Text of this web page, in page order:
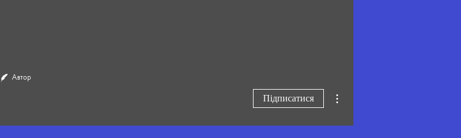
Автор
Підписатися